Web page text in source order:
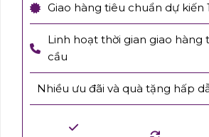
Giao hàng tiêu chuẩn dự kiến
Linh hoạt thời gian giao hàng
cầu
Nhiều ưu đãi và quà tặng hấp